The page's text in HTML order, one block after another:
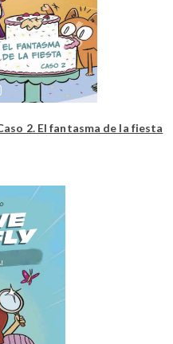
2. El fantasma de la fiesta